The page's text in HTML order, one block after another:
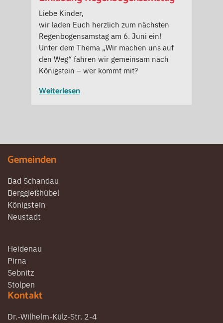
Liebe Kinder,
wir laden Euch herzlich zum nächsten
Regenbogensamstag am 6. Juni ein!
Unter dem Thema „Wir machen uns auf
den Weg“ fahren wir gemeinsam nach
Königstein – wer kommt mit?
Weiterlesen
Gemeinden
Bad Schandau
Berggießhübel
Königstein
Neustadt
Heidenau
Pirna
Sebnitz
Stolpen
Kontakt
Dr.-Wilhelm-Külz-Str. 2-4